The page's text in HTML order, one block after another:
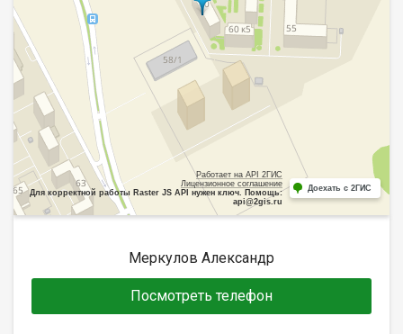
Работает на API 2ГИС
Лицензионное соглашение
Для корректной работы Raster JS API нужен ключ. Помощь:
api@2gis.ru
Доехать с 2ГИС
Меркулов Александр
Посмотреть телефон